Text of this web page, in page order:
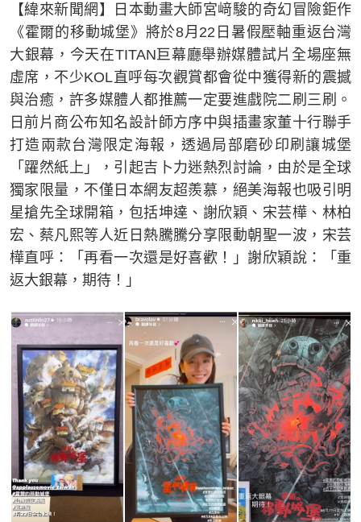
【緯來新聞網】日本動畫大師宮﨑駿的奇幻冒險鉅作
《霍爾的移動城堡》將於8月22日暑假壓軸重返台灣
大銀幕，今天在TITAN巨幕廳舉辦媒體試片全場座無
虛席，不少KOL直呼每次觀賞都會從中獲得新的震撼
與治癒，許多媒體人都推薦一定要進戲院二刷三刷。
日前片商公布知名設計師方序中與插畫家董十行聯手
打造兩款台灣限定海報，透過局部磨砂印刷讓城堡
「躍然紙上」，引起吉卜力迷熱烈討論，由於是全球
獨家限量，不僅日本網友超羨慕，絕美海報也吸引明
星搶先全球開箱，包括坤達、謝欣穎、宋芸樺、林柏
宏、蔡凡熙等人近日熱騰騰分享限動朝聖一波，宋芸
樺直呼：「再看一次還是好喜歡！」謝欣穎說：「重
返大銀幕，期待！」